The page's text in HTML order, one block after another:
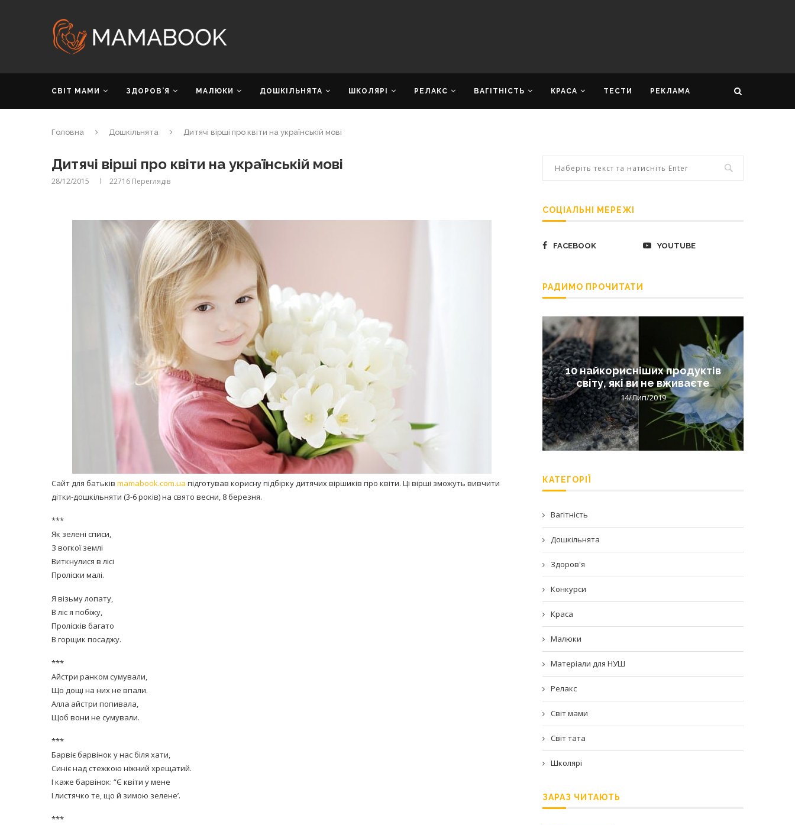
СВІТ МАМИ ЗДОРОВ’Я МАЛЮКИ ДОШКІЛЬНЯТА ШКОЛЯРІ РЕЛАКС ВАГІТНІСТЬ КРАСА ТЕСТИ РЕКЛАМА
Головна Дошкільнята Дитячі вірші про квіти на українській мові
Дитячі вірші про квіти на українській мові
28/12/2015 22716 Переглядів
Сайт для батьків mamabook.com.ua підготував корисну підбірку дитячих віршиків про квіти. Ці вірші зможуть вивчити
дітки-дошкільняти (3-6 років) на свято весни, 8 березня.
***
Як зелені списи,
З вогкої землі
Виткнулися в лісі
Проліски малі.
Я візьму лопату,
В ліс я побіжу,
Пролісків багато
В горщик посаджу.
***
Айстри ранком сумували,
Що дощі на них не впали.
Алла айстри попивала,
Щоб вони не сумували.
***
Барвіє барвінок у нас біля хати,
Синіє над стежкою ніжний хрещатий.
І каже барвінок: “Є квіти у мене
І листячко те, що й зимою зелене’.
***
СОЦІАЛЬНІ МЕРЕЖІ
FACEBOOK YOUTUBE
РАДИМО ПРОЧИТАТИ
Лікарі назвали симптоми
коронавірусу в дітей
14/Бер/2020
легендарного супа доктора
Моро, который без...
10 найкорисніших продуктів
світу, які ви не вживаєте
14/Лип/2019
КАТЕГОРІЇ
Вагітність
Дошкільнята
Здоров'я
Конкурси
Краса
Малюки
Матеріали для НУШ
Релакс
Світ мами
Світ тата
Школярі
ЗАРАЗ ЧИТАЮТЬ